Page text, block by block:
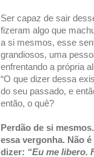
Ser capaz de sair
fizeram algo que
a si mesmos, esse
grandiosos, uma
enfrentando a própria
“O que dizer dessa
do seu passado, e
então, o quê?
Perdão de si
essa vergonha. Não
dizer: “Eu me libero.